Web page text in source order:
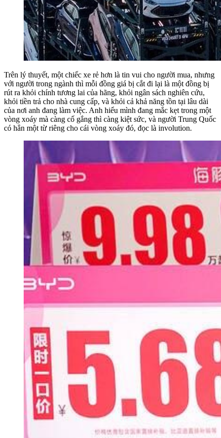
Trên lý thuyết, một chiếc xe rẻ hơn là tin vui cho người mua, nhưng
với người trong ngành thì mỗi đồng giá bị cắt đi lại là một đồng bị
rút ra khỏi chính tương lai của hãng, khỏi ngân sách nghiên cứu,
khỏi tiền trả cho nhà cung cấp, và khỏi cả khả năng tồn tại lâu dài
của nơi anh đang làm việc. Anh hiểu mình đang mắc kẹt trong một
vòng xoáy mà càng cố gắng thì càng kiệt sức, và người Trung Quốc
có hẳn một từ riêng cho cái vòng xoáy đó, đọc là involution.